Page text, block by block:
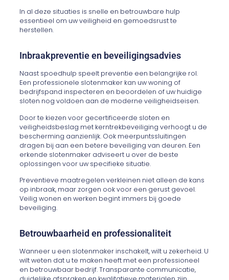
In al deze situaties is snelle en betrouwbare hulp
essentieel om uw veiligheid en gemoedsrust te
herstellen.
Inbraakpreventie en beveiligingsadvies
Naast spoedhulp speelt preventie een belangrijke rol.
Een professionele slotenmaker kan uw woning of
bedrijfspand inspecteren en beoordelen of uw huidige
sloten nog voldoen aan de moderne veiligheidseisen.
Door te kiezen voor gecertificeerde sloten en
veiligheidsbeslag met kerntrekbeveiliging verhoogt u de
bescherming aanzienlijk. Ook meerpuntssluitingen
dragen bij aan een betere beveiliging van deuren. Een
erkende slotenmaker adviseert u over de beste
oplossingen voor uw specifieke situatie.
Preventieve maatregelen verkleinen niet alleen de kans
op inbraak, maar zorgen ook voor een gerust gevoel.
Veilig wonen en werken begint immers bij goede
beveiliging.
Betrouwbaarheid en professionaliteit
Wanneer u een slotenmaker inschakelt, wilt u zekerheid. U
wilt weten dat u te maken heeft met een professioneel
en betrouwbaar bedrijf. Transparante communicatie,